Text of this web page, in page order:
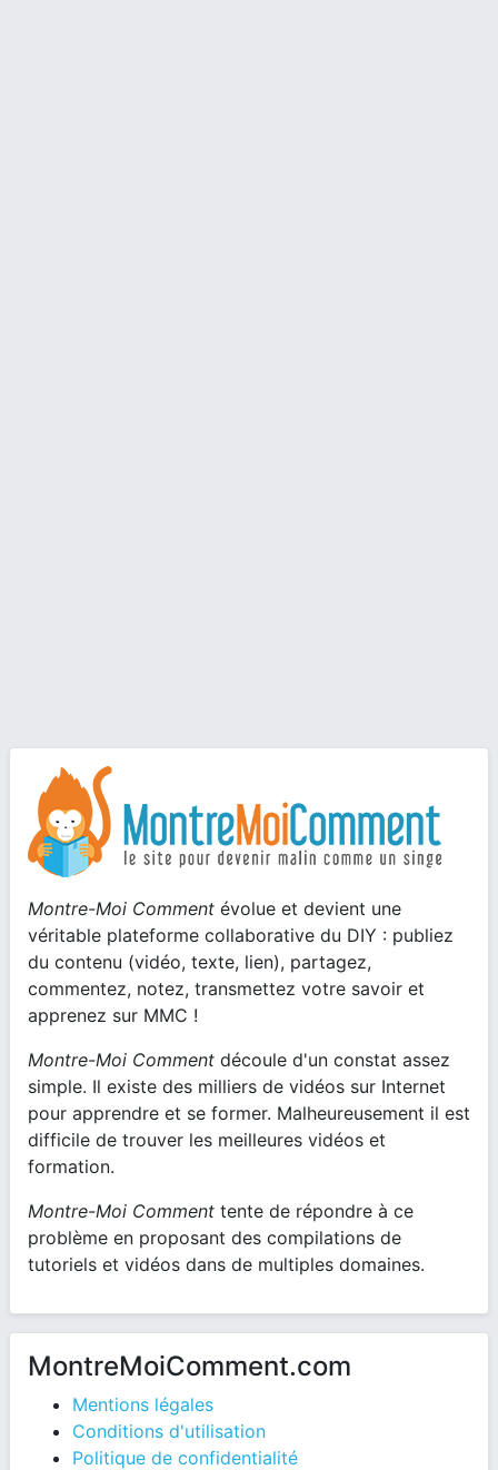
Montre-Moi Comment évolue et devient une
véritable plateforme collaborative du DIY : publiez
du contenu (vidéo, texte, lien), partagez,
commentez, notez, transmettez votre savoir et
apprenez sur MMC !
Montre-Moi Comment découle d'un constat assez
simple. Il existe des milliers de vidéos sur Internet
pour apprendre et se former. Malheureusement il est
difficile de trouver les meilleures vidéos et
formation.
Montre-Moi Comment tente de répondre à ce
problème en proposant des compilations de
tutoriels et vidéos dans de multiples domaines.
MontreMoiComment.com
Mentions légales
Conditions d'utilisation
Politique de confidentialité